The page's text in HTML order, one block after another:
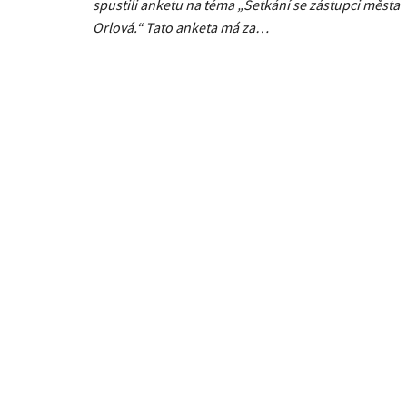
spustili anketu na téma „Setkání se zástupci města
Orlová.“ Tato anketa má za…